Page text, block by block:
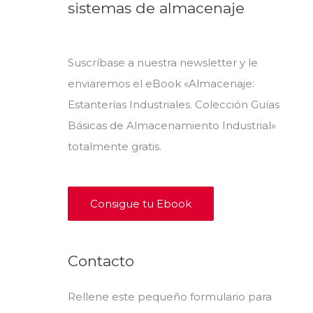
sistemas de almacenaje
Suscríbase a nuestra newsletter y le
enviaremos el eBook «Almacenaje:
Estanterías Industriales. Colección Guías
Básicas de Almacenamiento Industrial»
totalmente gratis.
Consigue tu Ebook
Contacto
Rellene este pequeño formulario para